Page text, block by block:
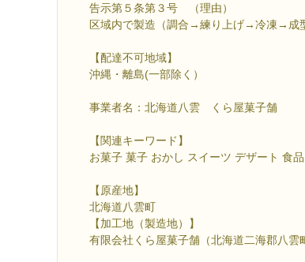
告示第５条第３号 （理由）
区域内で製造（調合→練り上げ→冷凍→成
【配達不可地域】
沖縄・離島(一部除く）
事業者名：北海道八雲 くら屋菓子舗
【関連キーワード】
お菓子 菓子 おかし スイーツ デザート 食
【原産地】
北海道八雲町
【加工地（製造地）】
有限会社くら屋菓子舗（北海道二海郡八雲